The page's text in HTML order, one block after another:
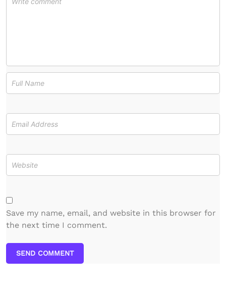
Save my name, email, and website in this browser for
the next time I comment.
SEND COMMENT